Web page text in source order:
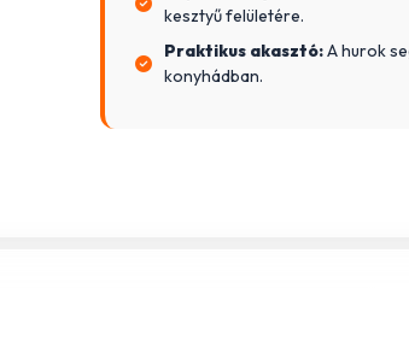
kesztyű felületére.
Praktikus akasztó:A hurok
konyhádban.